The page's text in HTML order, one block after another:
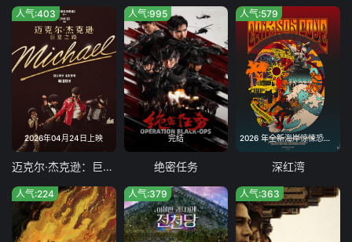
2026年04月24日上映
人气:403
迈克尔·杰克逊：巨星之路
完结
人气:995
绝密任务
2026 年全新海岸惊悚恐怖电影,暂无院线引进计划
人气:579
深红湾
人气:224 人气:379 人气:363